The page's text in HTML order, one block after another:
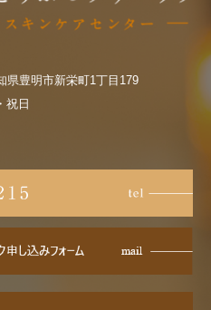
豊明市新栄町1丁目179
祝日